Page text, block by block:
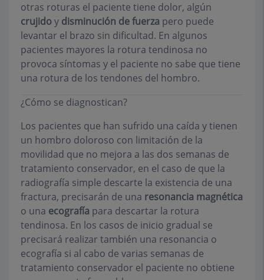
otras roturas el paciente tiene dolor, algún
crujidoy disminución de fuerza pero puede
levantar el brazo sin dificultad. En algunos
pacientes mayores la rotura tendinosa no
provoca síntomas y el paciente no sabe que tiene
una rotura de los tendones del hombro.
¿Cómo se diagnostican?
Los pacientes que han sufrido una caída y tienen
un hombro doloroso con limitación de la
movilidad que no mejora a las dos semanas de
tratamiento conservador, en el caso de que la
radiografía simple descarte la existencia de una
fractura, precisarán de una resonancia magnética
o una ecografía para descartar la rotura
tendinosa. En los casos de inicio gradual se
precisará realizar también una resonancia o
ecografía si al cabo de varias semanas de
tratamiento conservador el paciente no obtiene